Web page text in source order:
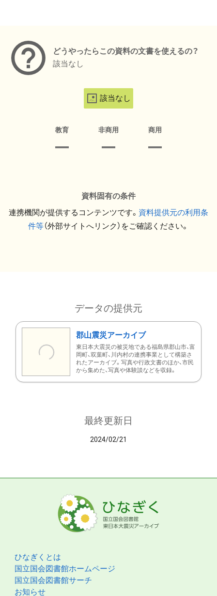
どうやったらこの資料の文書を使えるの？
該当なし
該当なし
教育 非商用 商用
資料固有の条件
連携機関が提供するコンテンツです。 資料提供元の利用条
件等（外部サイトへリンク）をご確認ください。
データの提供元
郡山震災アーカイブ
東日本大震災の被災地である福島県郡山市、富
岡町、双葉町、川内村の連携事業として構築さ
れたアーカイブ。写真や行政文書のほか、市民
から集めた、写真や体験談などを収録。
最終更新日
2024/02/21
ひなぎくとは
国立国会図書館ホームページ
国立国会図書館サーチ
お知らせ